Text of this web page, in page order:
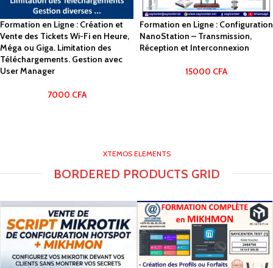
Formation en Ligne : Création et
Vente des Tickets Wi-Fi en Heure,
Méga ou Giga. Limitation des
Téléchargements. Gestion avec
User Manager
7000 CFA
Formation en Ligne : Configuration
NanoStation – Transmission,
Réception et Interconnexion
15000 CFA
XTEMOS ELEMENTS
BORDERED PRODUCTS GRID